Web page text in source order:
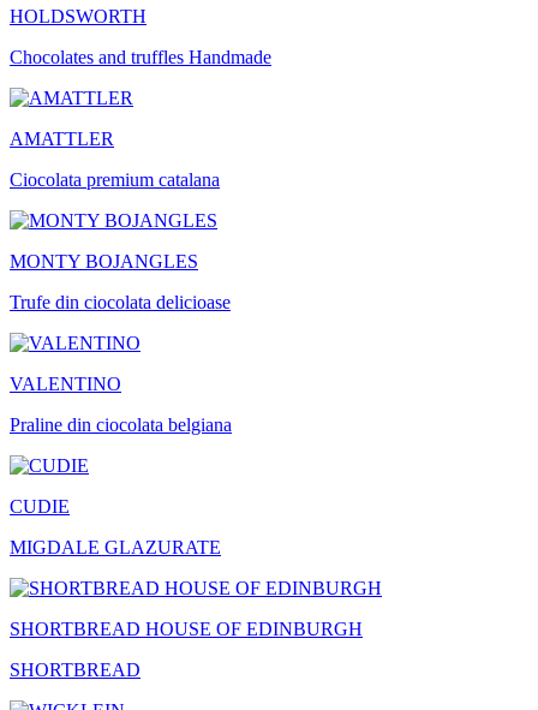
HOLDSWORTH
Chocolates and truffles Handmade
AMATTLER
Ciocolata premium catalana
MONTY BOJANGLES
Trufe din ciocolata delicioase
VALENTINO
Praline din ciocolata belgiana
CUDIE
MIGDALE GLAZURATE
SHORTBREAD HOUSE OF EDINBURGH
SHORTBREAD